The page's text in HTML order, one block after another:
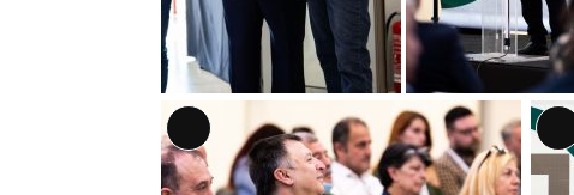
Αναλυτική
Περιγραφή